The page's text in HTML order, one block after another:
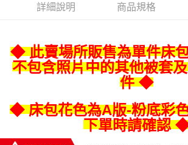
３．安心：先確認商品／服務後，再付款。
結帳頁面，進行簡訊認證並確認金額後，即可完成結
２．訂單成立數日內，您將收到繳費通知簡訊。
３．收到繳費通知簡訊後14天內，點擊此簡訊中的連
ATM／網路銀行／等多元方式進行付款，方視為交易完
購買商品的店家。未經商家同意取消之訂單仍視為有
後付繳納相關費用。
※ 交易是否成功請以「AFTEE先享後付 」之結帳頁面
是否繳費成功／繳費後需取消欲退款等相關疑問，請
宅配-離島
每筆NT$400
詳細說明 商品規格
◆ 此賣場所販售為單件床
不包含照片中的其他被套
件 ◆
◆ 床包花色為A版-粉底彩
下單時請確認